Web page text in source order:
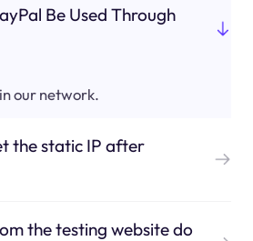
Be Used Through
our network.
the static IP after
the testing website do